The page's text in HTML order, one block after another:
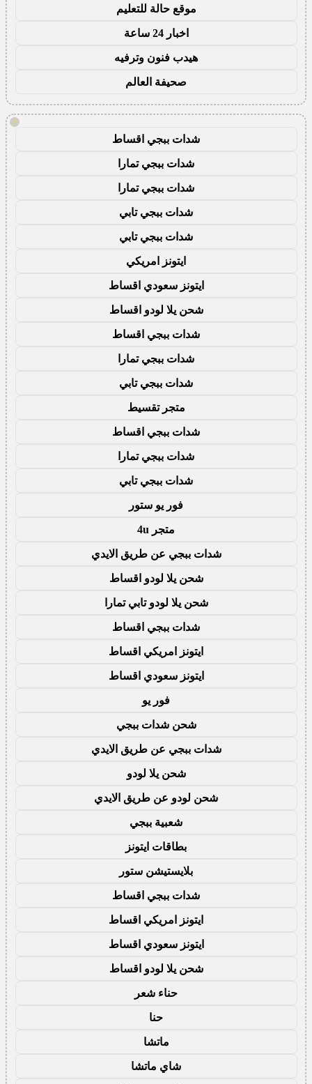
موقع حالة للتعليم
اخبار 24 ساعة
هيدب فنون وترفيه
صحيفة العالم
!
شدات ببجي اقساط
شدات ببجي تمارا
شدات ببجي تمارا
شدات ببجي تابي
شدات ببجي تابي
ايتونز امريكي
ايتونز سعودي اقساط
شحن يلا لودو اقساط
شدات ببجي اقساط
شدات ببجي تمارا
شدات ببجي تابي
متجر تقسيط
شدات ببجي اقساط
شدات ببجي تمارا
شدات ببجي تابي
فور يو ستور
متجر 4u
شدات ببجي عن طريق الايدي
شحن يلا لودو اقساط
شحن يلا لودو تابي تمارا
شدات ببجي اقساط
ايتونز امريكي اقساط
ايتونز سعودي اقساط
فور يو
شحن شدات ببجي
شدات ببجي عن طريق الايدي
شحن يلا لودو
شحن لودو عن طريق الايدي
شعبية ببجي
بطاقات ايتونز
بلايستيشن ستور
شدات ببجي اقساط
ايتونز امريكي اقساط
ايتونز سعودي اقساط
شحن يلا لودو اقساط
حناء شعر
حنا
ماتشا
شاي ماتشا